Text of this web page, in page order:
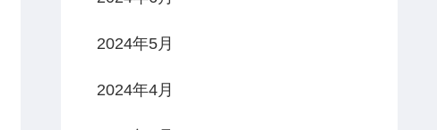
2024年5月
2024年4月